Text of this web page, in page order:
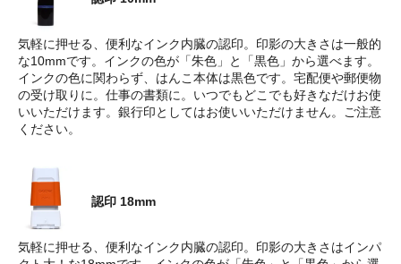
気軽に押せる、便利なインク内臓の認印。印影の大きさは一般的
な10mmです。インクの色が「朱色」と「黒色」から選べます。
インクの色に関わらず、はんこ本体は黒色です。宅配便や郵便物
の受け取りに。仕事の書類に。いつでもどこでも好きなだけお使
いいただけます。銀行印としてはお使いいただけません。ご注意
ください。
認印 18mm
気軽に押せる、便利なインク内臓の認印。印影の大きさはインパ